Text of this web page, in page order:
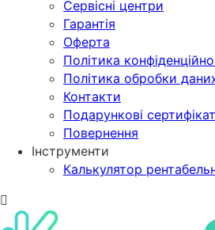
Сервісні центри
Гарантія
Оферта
Політика
Політика обробки
Контакти
Подарункові
Повернення
Інструменти
Калькулятор